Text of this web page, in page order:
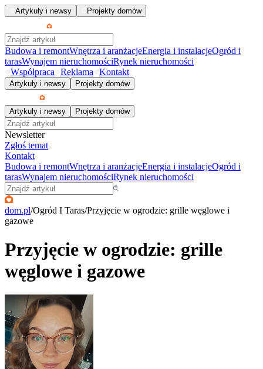
Artykuły i newsy Projekty domów
Budowa i remontWnętrza i aranżacjeEnergia i instalacjeOgród i
tarasWynajem nieruchomościRynek nieruchomości
Współpraca
Reklama Kontakt
Artykuły i newsy Projekty domów
Artykuły i newsy Projekty domów
Newsletter
Zgłoś temat
Kontakt
Budowa i remontWnętrza i aranżacjeEnergia i instalacjeOgród i
tarasWynajem nieruchomościRynek nieruchomości
dom.pl/Ogród I Taras/Przyjęcie w ogrodzie: grille węglowe i
gazowe
Przyjęcie w ogrodzie: grille
węglowe i gazowe